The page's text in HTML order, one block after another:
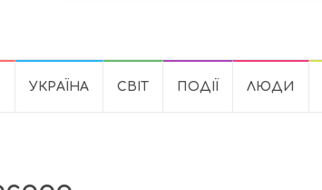
УКРАЇНА СВІТ ПОДІЇ ЛЮДИ